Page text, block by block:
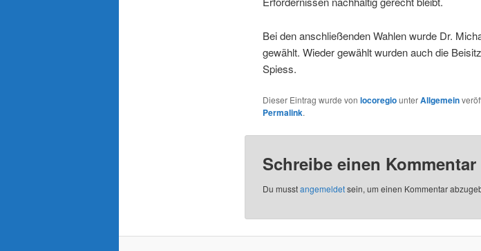
Bei den anschließenden Wahlen wurde Dr.
gewählt. Wieder gewählt wurden auch die
Spiess.
Dieser Eintrag wurde von locoregiounterAllgemein
Permalink.
Schreibe einen Kommentar
Du musstangemeldetsein, um einen Kommentar